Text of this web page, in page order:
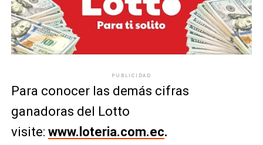
PUBLICIDAD
Para conocer las demás cifras
ganadoras del Lotto
visite: www.loteria.com.ec.